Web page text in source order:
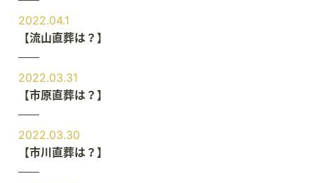
2022.04.1
【流山直葬は？】
2022.03.31
【市原直葬は？】
2022.03.30
【市川直葬は？】